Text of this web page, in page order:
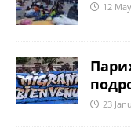
ki 12
23